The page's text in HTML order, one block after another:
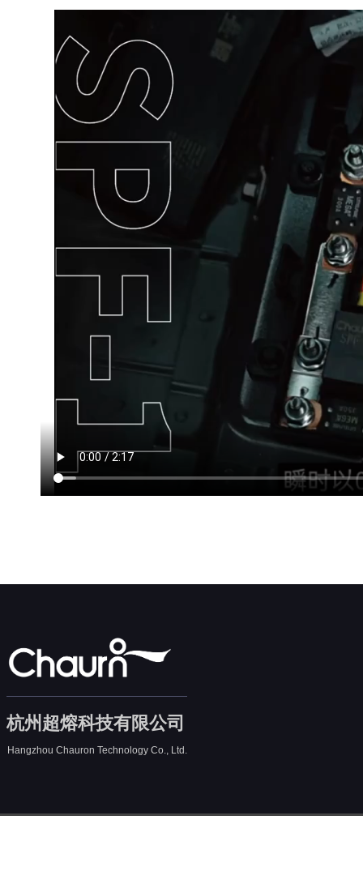
杭州超熔科技有限公司
Hangzhou Chauron Technology Co., Ltd.